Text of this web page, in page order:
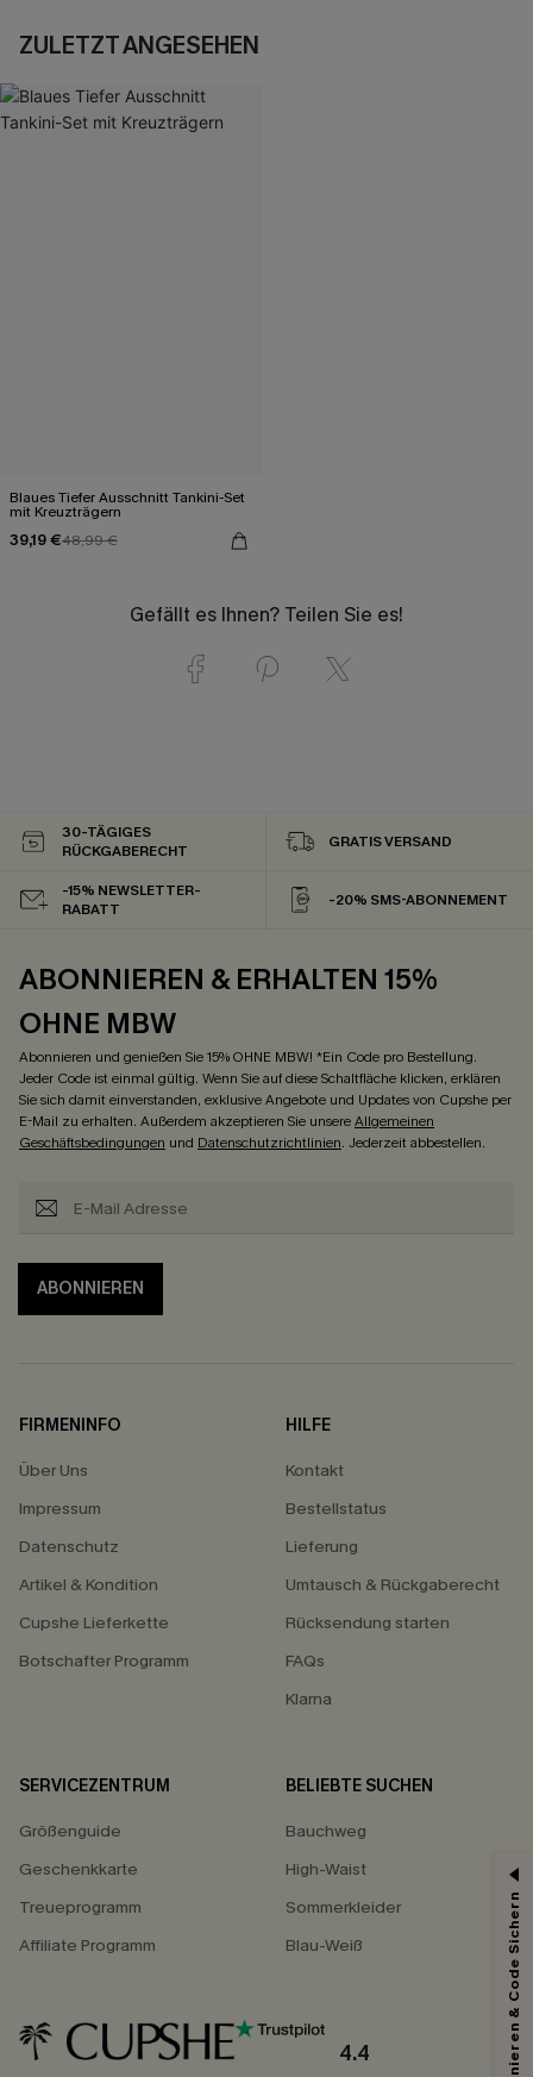
ZULETZT ANGESEHEN
Blaues Tiefer Ausschnitt Tankini-Set
mit Kreuzträgern
39,19 €48,99 €
Gefällt es Ihnen? Teilen Sie es!
30-TÄGIGES
RÜCKGABERECHT
GRATIS VERSAND
-15% NEWSLETTER-
RABATT
-20% SMS-ABONNEMENT
ABONNIEREN & ERHALTEN 15%
OHNE MBW
Abonnieren und genießen Sie 15% OHNE MBW! *Ein Code pro Bestellung.
Jeder Code ist einmal gültig. Wenn Sie auf diese Schaltfläche klicken, erklären
Sie sich damit einverstanden, exklusive Angebote und Updates von Cupshe per
E-Mail zu erhalten. Außerdem akzeptieren Sie unsereAllgemeinen
Geschäftsbedingungen und Datenschutzrichtlinien. Jederzeit abbestellen.
ABONNIEREN
FIRMENINFO
Über Uns
Impressum
Datenschutz
Artikel & Kondition
Cupshe Lieferkette
Botschafter Programm
HILFE
Kontakt
Bestellstatus
Lieferung
Umtausch & Rückgaberecht
Rücksendung starten
FAQs
Klarna
SERVICEZENTRUM
Größenguide
Geschenkkarte
Treueprogramm
Affiliate Programm
BELIEBTE SUCHEN
Bauchweg
High-Waist
Sommerkleider
Blau-Weiß
4.4 Abonnieren & Code Sichern